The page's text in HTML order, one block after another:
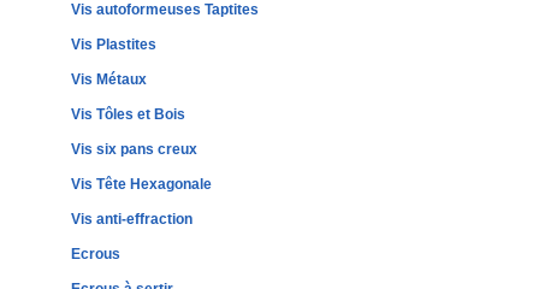
Vis autoformeuses Taptites
Vis Plastites
Vis Métaux
Vis Tôles et Bois
Vis six pans creux
Vis Tête Hexagonale
Vis anti-effraction
Ecrous